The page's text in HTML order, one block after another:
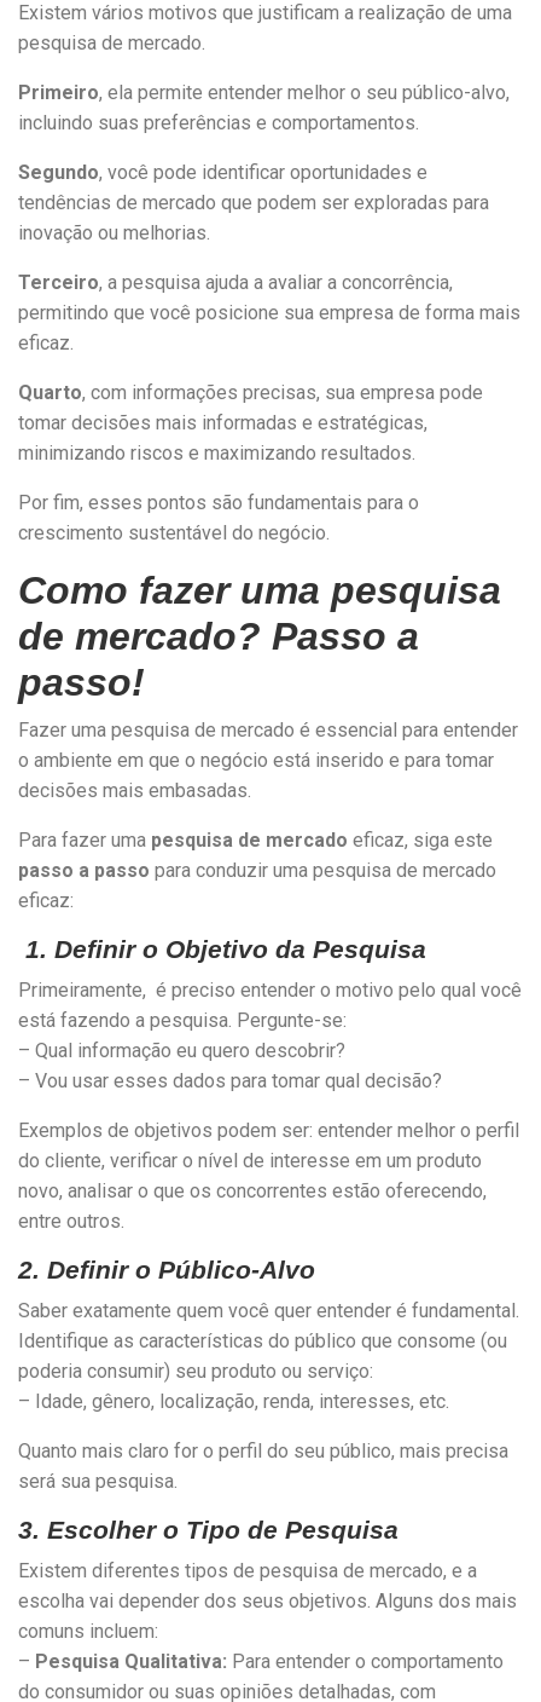
Existem vários motivos que justificam a realização de uma
pesquisa de mercado.
Primeiro, ela permite entender melhor o seu público-alvo,
incluindo suas preferências e comportamentos.
Segundo, você pode identificar oportunidades e
tendências de mercado que podem ser exploradas para
inovação ou melhorias.
Terceiro, a pesquisa ajuda a avaliar a concorrência,
permitindo que você posicione sua empresa de forma mais
eficaz.
Quarto, com informações precisas, sua empresa pode
tomar decisões mais informadas e estratégicas,
minimizando riscos e maximizando resultados.
Por fim, esses pontos são fundamentais para o
crescimento sustentável do negócio.
Como fazer uma pesquisa
de mercado? Passo a
passo!
Fazer uma pesquisa de mercado é essencial para entender
o ambiente em que o negócio está inserido e para tomar
decisões mais embasadas.
Para fazer uma pesquisa de mercado eficaz, siga este
passo a passo para conduzir uma pesquisa de mercado
eficaz:
1. Definir o Objetivo da Pesquisa
Primeiramente, é preciso entender o motivo pelo qual você
está fazendo a pesquisa. Pergunte-se:
– Qual informação eu quero descobrir?
– Vou usar esses dados para tomar qual decisão?
Exemplos de objetivos podem ser: entender melhor o perfil
do cliente, verificar o nível de interesse em um produto
novo, analisar o que os concorrentes estão oferecendo,
entre outros.
2. Definir o Público-Alvo
Saber exatamente quem você quer entender é fundamental.
Identifique as características do público que consome (ou
poderia consumir) seu produto ou serviço:
– Idade, gênero, localização, renda, interesses, etc.
Quanto mais claro for o perfil do seu público, mais precisa
será sua pesquisa.
3. Escolher o Tipo de Pesquisa
Existem diferentes tipos de pesquisa de mercado, e a
escolha vai depender dos seus objetivos. Alguns dos mais
comuns incluem:
– Pesquisa Qualitativa: Para entender o comportamento
do consumidor ou suas opiniões detalhadas, com